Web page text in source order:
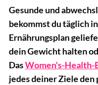
Gesunde und
bekommst du täglich
Ernährungsplan
dein Gewicht halten
DasWomen's-Health-
jedes deiner Ziele